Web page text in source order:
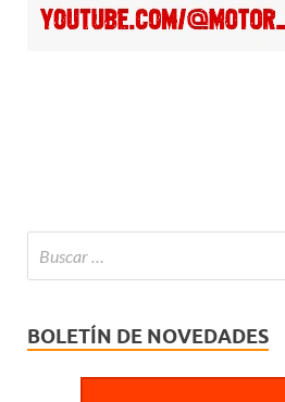
BOLETÍN DE NOVEDADES